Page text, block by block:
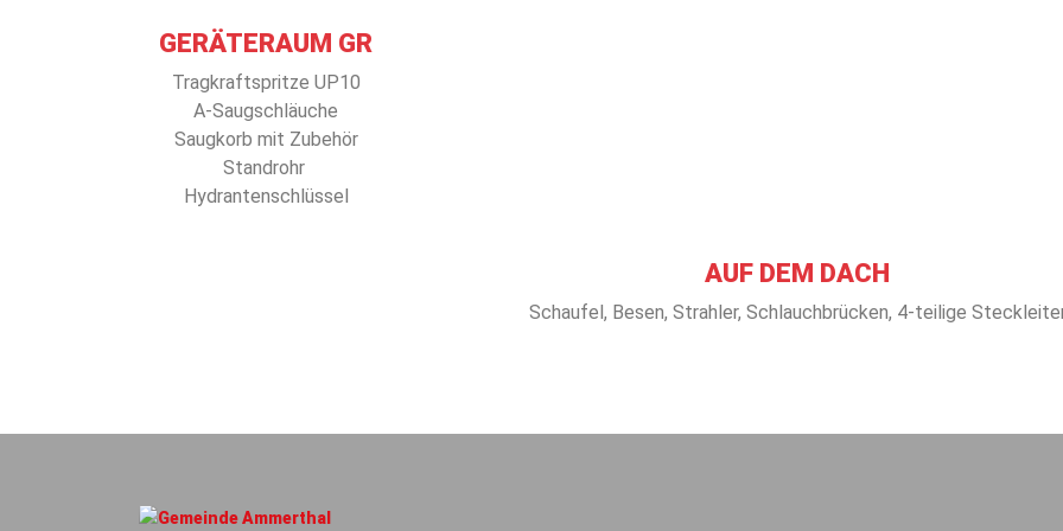
GERÄTERAUM GR
Tragkraftspritze UP10
A-Saugschläuche
Saugkorb mit Zubehör
Standrohr
Hydrantenschlüssel
AUF DEM DACH
Schaufel, Besen, Strahler, Schlauchbrücken, 4-teilige